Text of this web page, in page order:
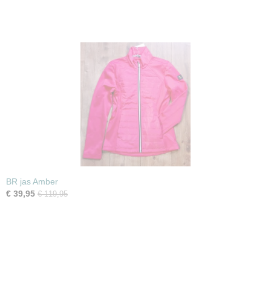
BR jas Amber
€ 39,95 € 119,95